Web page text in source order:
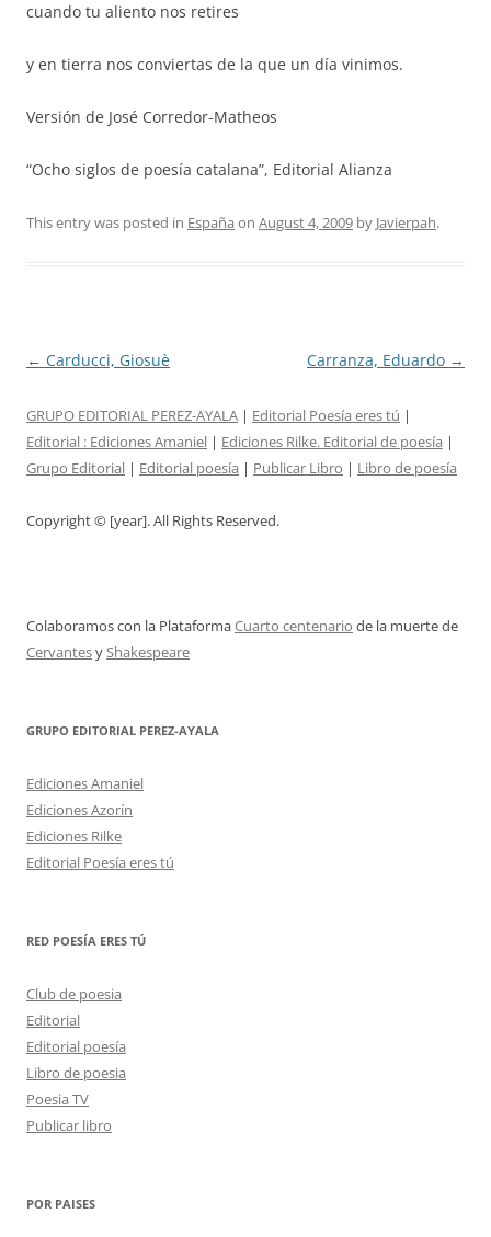
cuando tu aliento nos retires
y en tierra nos conviertas de la que un día vinimos.
Versión de José Corredor-Matheos
“Ocho siglos de poesía catalana”, Editorial Alianza
This entry was posted in España on August 4, 2009 by Javierpah.
Post
← Carducci, Giosuè Carranza, Eduardo →
GRUPO EDITORIAL PEREZ-AYALA | Editorial Poesía eres tú |
Editorial : Ediciones Amaniel | Ediciones Rilke. Editorial de poesía |
Grupo Editorial | Editorial poesía | Publicar Libro | Libro de poesía
Copyright © [year]. All Rights Reserved.
Colaboramos con la PlataformaCuarto centenario de la muerte de
CervantesyShakespeare
GRUPO EDITORIAL PEREZ-AYALA
Ediciones Amaniel
Ediciones Azorín
Ediciones Rilke
Editorial Poesía eres tú
RED POESÍA ERES TÚ
Club de poesia
Editorial
Editorial poesía
Libro de poesia
Poesia TV
Publicar libro
POR PAISES